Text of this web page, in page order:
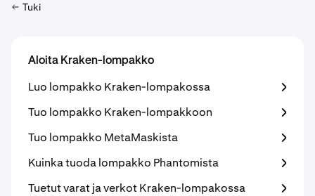
Tuki
Aloita Kraken-lompakko
Luo lompakko Kraken-lompakossa
Tuo lompakko Kraken-lompakkoon
Tuo lompakko MetaMaskista
Kuinka tuoda lompakko Phantomista
Tuetut varat ja verkot Kraken-lompakossa